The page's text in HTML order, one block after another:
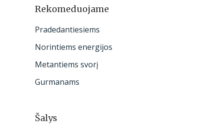
o
:
Rekomeduojame
Pradedantiesiems
Norintiems energijos
Metantiems svorį
Gurmanams
Šalys